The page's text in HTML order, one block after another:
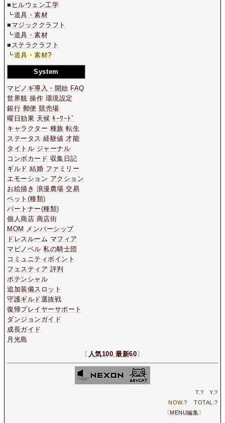
■ ヒルウェン工学
┗道具・素材
■ マジッククラフト
┗道具・素材
■ ステラクラフト
┗道具・素材?
System
マビノギ導入・開始 FAQ
世界観 操作 環境設定
銀行 郵便 競売場
曜日効果 天候 ｷｰﾜｰﾄﾞ
キャラクター 種族 転生
ステータス 経験値 才能
タイトル ジャーナル
コンボカード 収集日記
ギルド 結婚 ファミリー
エモーション アクション
お絵描き 浪漫農場 交易
ペット (種類)
パートナー(種類)
個人商店 商店街
MOM メンバーシップ
ドレスルーム マフィア
マビノベル 私の騎士団
コミュニティポイント
フェスティア 評判
ポテンシャル
追加装備スロット
守護ギルド選抜戦
復帰プレイヤーサポート
ダンジョンガイド
成長ガイド
月光島
〔 人気100,最新60〕
T.? Y.?
NOW.? TOTAL.?
〔 MENU編集〕